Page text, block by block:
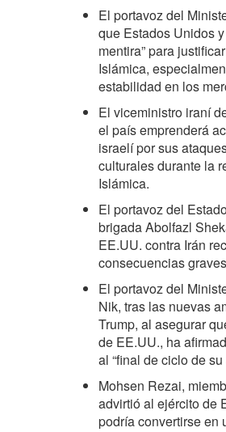
El portavoz del
que Estados Unidos
mentira” para
Islámica,
estabilidad en los
El viceministro iraní
el país emprenderá
israelí por sus
culturales durante la
Islámica.
El portavoz del
brigada Abolfazl
EE.UU. contra Irán
consecuencias
El portavoz del
Nik, tras las nuevas
Trump, al asegurar
de EE.UU., ha
al “final de ciclo de su
Mohsen Rezai,
advirtió al ejército de
podría convertirse en